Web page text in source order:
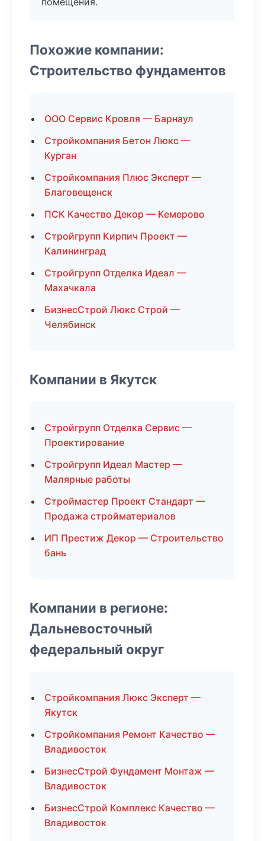
Похожие компании:
Строительство фундаментов
ООО Сервис Кровля — Барнаул
Стройкомпания Бетон Люкс —
Курган
Стройкомпания Плюс Эксперт —
Благовещенск
ПСК Качество Декор — Кемерово
Стройгрупп Кирпич Проект —
Калининград
Стройгрупп Отделка Идеал —
Махачкала
БизнесСтрой Люкс Строй —
Челябинск
Компании в Якутск
Стройгрупп Отделка Сервис —
Проектирование
Стройгрупп Идеал Мастер —
Малярные работы
Строймастер Проект Стандарт —
Продажа стройматериалов
ИП Престиж Декор — Строительство
бань
Компании в регионе:
Дальневосточный
федеральный округ
Стройкомпания Люкс Эксперт —
Якутск
Стройкомпания Ремонт Качество —
Владивосток
БизнесСтрой Фундамент Монтаж —
Владивосток
БизнесСтрой Комплекс Качество —
Владивосток